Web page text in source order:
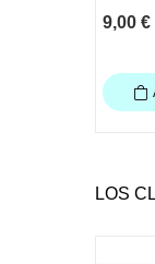
9,00 €
LOS